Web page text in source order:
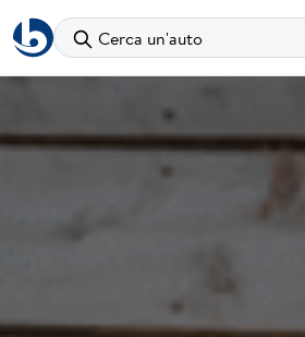
Cerca un'auto